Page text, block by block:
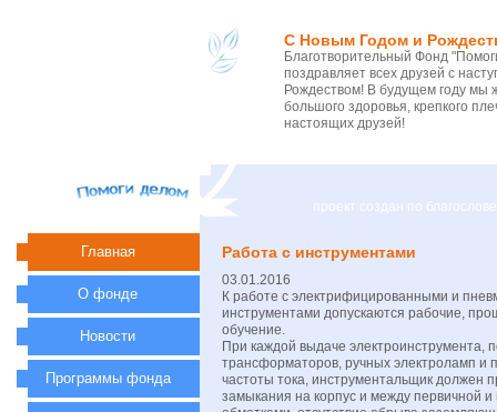
С Новым Годом и
Благотворительный Фонд
поздравляет всех друзей с
Рождеством! В будущем году
большого здоровья, крепкого
настоящих друзей!
проект создан по
Работа с инструментами
03.01.2016
К работе с электрифицированными и
инструментами допускаются рабочие,
обучение.
При каждой выдаче электроинструмента,
трансформаторов, ручных электроламп и
частоты тока, инструментальщик должен
замыкания на корпус и между первичной и
Главная
О фонде
Новости
Программы фонда